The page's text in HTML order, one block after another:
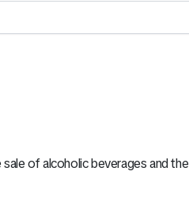
of alcoholic beverages and the